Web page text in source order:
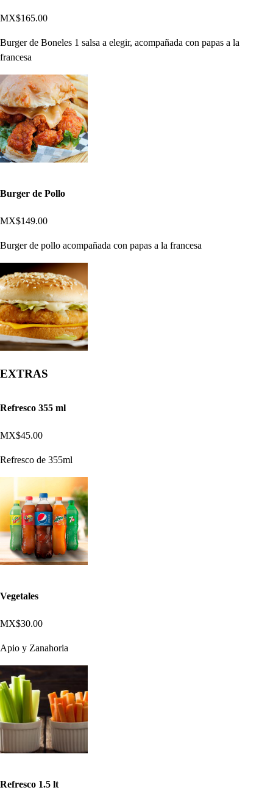
MX$165.00
Burger de Boneles 1 salsa a elegir, acompañada con papas a la
francesa
Burger de Pollo
MX$149.00
Burger de pollo acompañada con papas a la francesa
EXTRAS
Refresco 355 ml
MX$45.00
Refresco de 355ml
Vegetales
MX$30.00
Apio y Zanahoria
Refresco 1.5 lt